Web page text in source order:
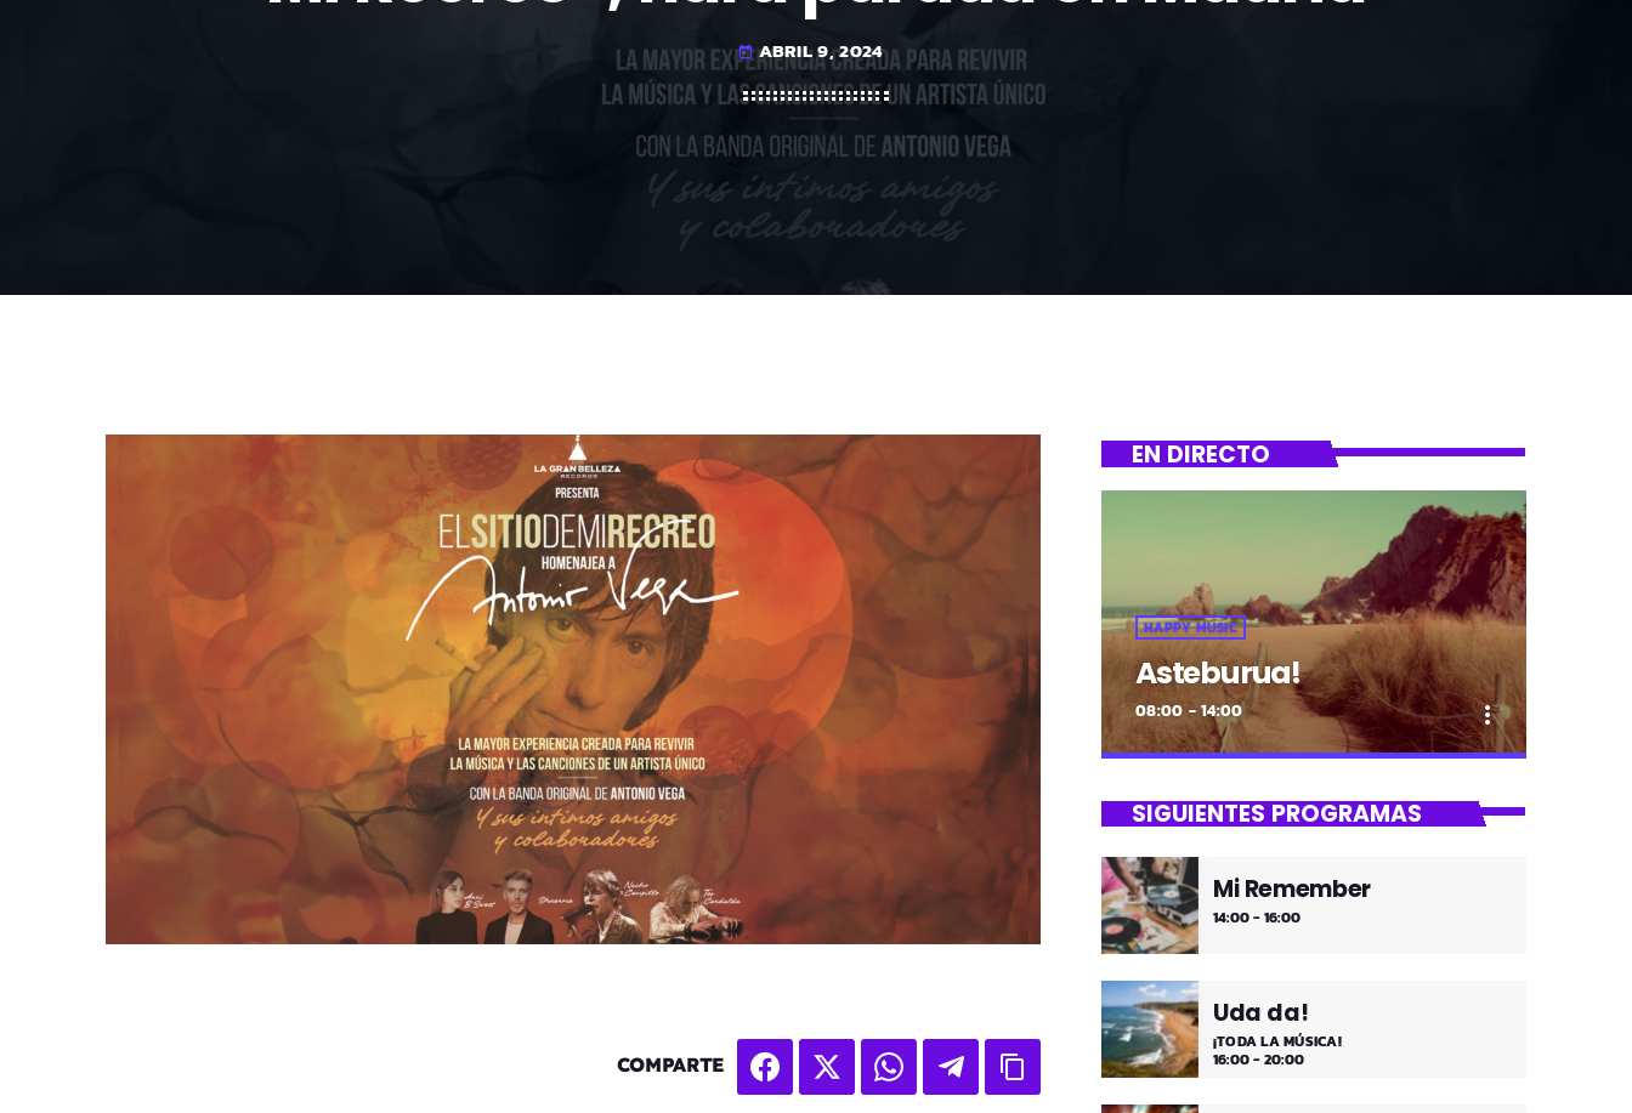
today ABRIL 9, 2024
COMPARTE
EN DIRECTO
HAPPY MUSIC
Asteburua!
08:00 - 14:00 more_vert
Asteburua!
¡Música y más música los fines de
semana!
SIGUIENTES PROGRAMAS
Mi Remember
14:00 - 16:00
Uda da!
¡TODA LA MÚSICA!
16:00 - 20:00